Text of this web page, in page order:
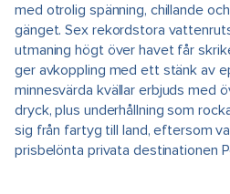
med otrolig spänning, chillande
gänget. Sex rekordstora
utmaning högt över havet får
ger avkoppling med ett stänk av
minnesvärda kvällar erbjuds med
dryck, plus underhållning som
sig från fartyg till land, eftersom
prisbelönta privata destinationen